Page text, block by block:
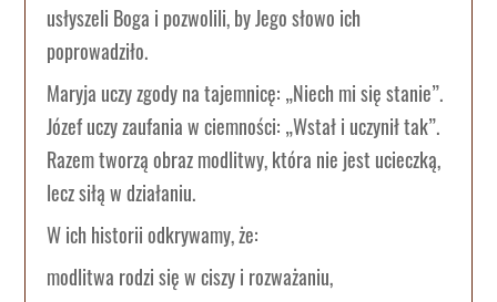
usłyszeli Boga i pozwolili, by Jego słowo ich
poprowadziło.
Maryja uczy zgody na tajemnicę: „Niech mi się stanie”.
Józef uczy zaufania w ciemności: „Wstał i uczynił tak”.
Razem tworzą obraz modlitwy, która nie jest ucieczką,
lecz siłą w działaniu.
W ich historii odkrywamy, że:
modlitwa rodzi się w ciszy i rozważaniu,